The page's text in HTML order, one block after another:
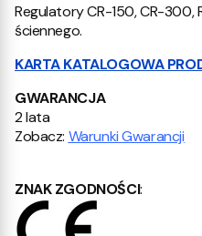
Regulatory CR-150, CR-300,
ściennego.
KARTA KATALOGOWA
GWARANCJA
2 lata
Zobacz: Warunki Gwarancji
ZNAK ZGODNOŚCI: